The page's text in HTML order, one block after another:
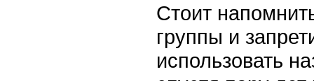
Стоит
группы и
использовать